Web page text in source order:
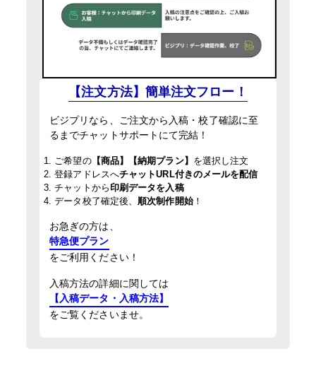
【注文方法】簡単注文フロー！
ビジプリなら、ご注文から入稿・校了確認に至
るまでチャットサポートにて完結！
1. ご希望の【商品】【納期プラン】 を選択し注文
2. 登録アドレスへチャットURL付きのメールを配信
3. チャットから 印刷データを入稿
4. データ校了確定後、順次制作開始！
お急ぎの方は、
特急便プラン
をご利用ください！
入稿方法の詳細に関しては
【入稿データ・入稿方法】
をご覧くださいませ。